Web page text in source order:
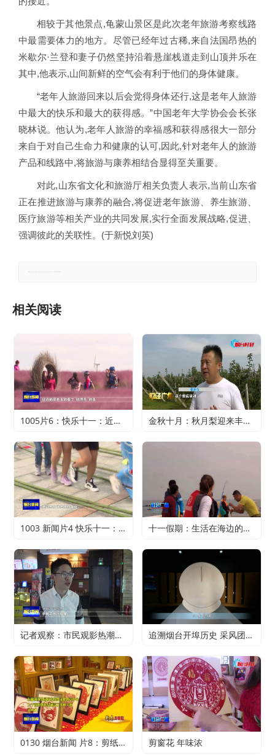
相较于其他景点,龟蒙山景区是此次老年旅游考察线路
中最需要体力的地方。尽管已经年过古稀,来自法国昂热的
米歇尔·兰登和妻子仍然坚持沿着悬崖栈道走到山顶并乐在
其中,他表示,山间新鲜的空气会有利于他们的身体健康。
“老年人旅游回来以后会觉得身体还行,这是老年人旅游
中最大的快乐和最大的获得感。”中国老年大学协会会长张
晓林说。他认为,老年人旅游的幸福感和获得感很大一部分
来自于对自己生命力和健康的认可,因此,针对老年人的旅游
产品和线路中,将旅游与康养相结合显得至关重要。
对此,山东省文化和旅游厅相关负责人表示,当前山东省
正在推进旅游与康养的融合,将促进老年旅游、养生旅游、
医疗旅游等相关产业的共同发展,实行全面发展战略,促进、
强调彼此的关联性。(于新悦刘英)
相关阅读
1005片6：快乐十一：近郊游火爆 家门口轻松过假期 金秋十月：秋月梨迎来丰收 农户赚得满心欢喜
1003 新闻片4 快乐十一：寻特色旅游 享精彩假期 十一假期：生活在海边的正确打开方式
记者观察：市民观影热潮升温 电影行业加快复苏 追溯烟台开埠历史 采风团走进烟台山开埠陈列馆
0130 烟台新闻 片8：剪纸传承 不止于传统 剪窗花 年味浓